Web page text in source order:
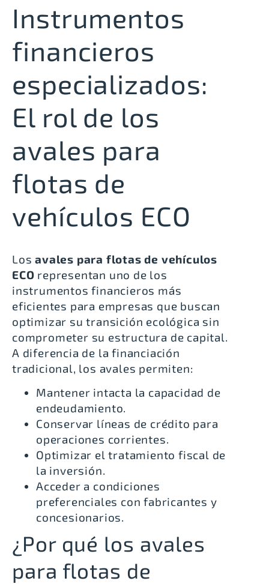
Instrumentos
financieros
especializados:
El rol de los
avales para
flotas de
vehículos ECO
Losavales para flotas de vehículos
ECO representan uno de los
instrumentos financieros más
eficientes para empresas que buscan
optimizar su transición ecológica sin
comprometer su estructura de capital.
A diferencia de la financiación
tradicional, los avales permiten:
Mantener intacta la capacidad de
endeudamiento.
Conservar líneas de crédito para
operaciones corrientes.
Optimizar el tratamiento fiscal de
la inversión.
Acceder a condiciones
preferenciales con fabricantes y
concesionarios.
¿Por qué los avales
para flotas de